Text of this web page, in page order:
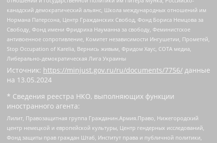
канадский демократический альянс, Школа международных отношений им
Нормана Патерсона, Центр Гражданских Свобод, Фонд Бориса Немцова за
Свободу, Фонд имени Фридриха Науманна за свободу, Феминистское
антивоенное сопротивление, Комитет независимости Ингушетии, Прометей,
Stop Occupation of Karelia, Вернись живым, Фридом Хаус, СОТА медиа,
Либерально-демократическая Лига Украины
Источник: https://minjust.gov.ru/ru/documents/7756/ данные
на 13.05.2024
* Сведения реестра НКО, выполняющих функции
иностранного агента:
Лилит, Правозащитная группа Гражданин.Армия.Право, Нижегородский
центр немецкой и европейской культуры, Центр гендерных исследований,
Фонд защиты прав граждан Штаб, Институт права и публичной политики,